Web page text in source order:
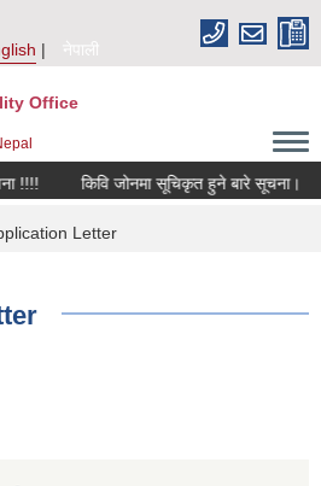
नेपाली
Office
किवि जोनमा सूचिकृत हुने बारे सूचना।
Letter